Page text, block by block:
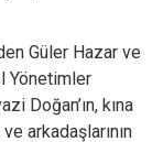
Güler Hazar ve
Yönetimler
Doğan’ın, kına
arkadaşlarının